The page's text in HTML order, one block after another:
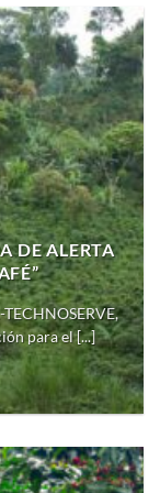
DE ALERTA
para el [...]